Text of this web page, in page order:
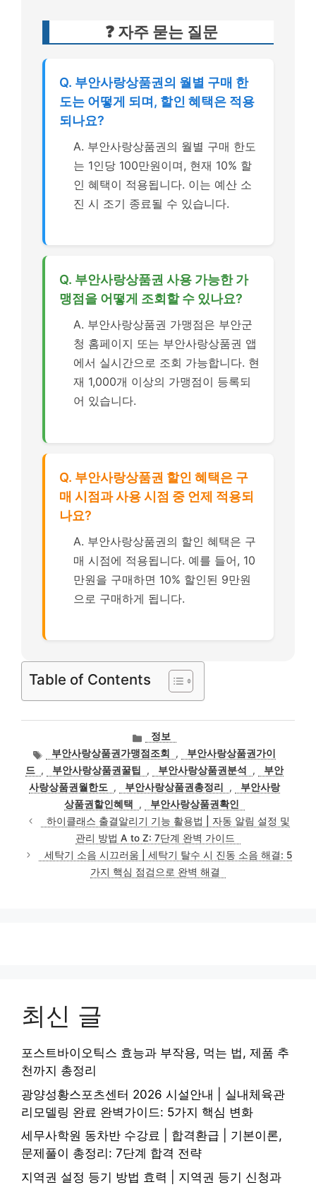
❓ 자주 묻는 질문
Q. 부안사랑상품권의 월별 구매 한
도는 어떻게 되며, 할인 혜택은 적용
되나요?
A. 부안사랑상품권의 월별 구매 한도
는 1인당 100만원이며, 현재 10% 할
인 혜택이 적용됩니다. 이는 예산 소
진 시 조기 종료될 수 있습니다.
Q. 부안사랑상품권 사용 가능한 가
맹점을 어떻게 조회할 수 있나요?
A. 부안사랑상품권 가맹점은 부안군
청 홈페이지 또는 부안사랑상품권 앱
에서 실시간으로 조회 가능합니다. 현
재 1,000개 이상의 가맹점이 등록되
어 있습니다.
Q. 부안사랑상품권 할인 혜택은 구
매 시점과 사용 시점 중 언제 적용되
나요?
A. 부안사랑상품권의 할인 혜택은 구
매 시점에 적용됩니다. 예를 들어, 10
만원을 구매하면 10% 할인된 9만원
으로 구매하게 됩니다.
Table of Contents
카
테
고
리
정보
태
그
부안사랑상품권가맹점조회 ,
부안사랑상품권가이
드 , 부안사랑상품권꿀팁 , 부안사랑상품권분석 ,
부안
사랑상품권월한도
, 부안사랑상품권총정리 ,
부안사랑
상품권할인혜택
,
부안사랑상품권확인
하이클래스 출결알리기 기능 활용법 | 자동 알림 설정 및
관리 방법 A to Z: 7단계 완벽 가이드
세탁기 소음 시끄러움 | 세탁기 탈수 시 진동 소음 해결: 5
가지 핵심 점검으로 완벽 해결
최신 글
포스트바이오틱스 효능과 부작용, 먹는 법, 제품 추
천까지 총정리
광양성황스포츠센터 2026 시설안내 | 실내체육관
리모델링 완료 완벽가이드: 5가지 핵심 변화
세무사학원 동차반 수강료 | 합격환급 | 기본이론,
문제풀이 총정리: 7단계 합격 전략
지역권 설정 등기 방법 효력 | 지역권 등기 신청과